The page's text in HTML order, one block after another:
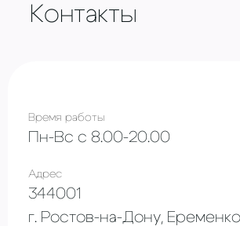
Контакты
Время работы
Пн-Вс с 8.00-20.00
Адрес
344001
г. Ростов-на-Дону,